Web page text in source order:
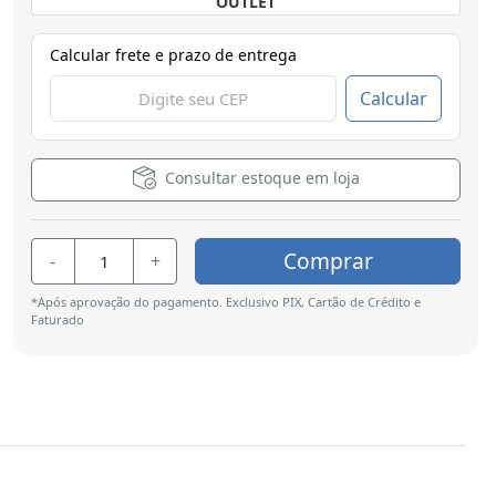
Calcular frete e prazo de entrega
Calcular
Consultar estoque em loja
- + Comprar
*Após aprovação do pagamento. Exclusivo PIX, Cartão de Crédito e
Faturado